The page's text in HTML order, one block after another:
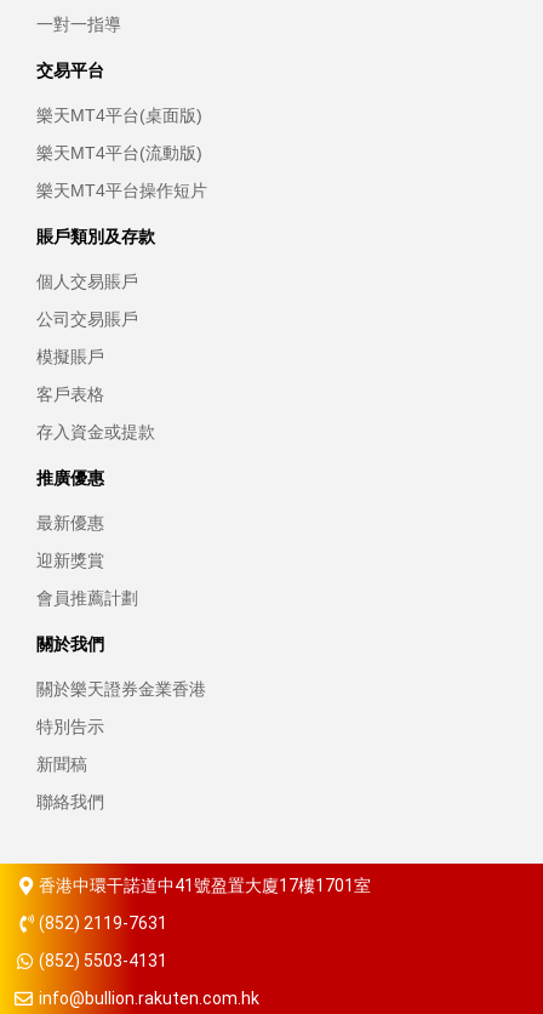
一對一指導
交易平台
樂天MT4平台(桌面版)
樂天MT4平台(流動版)
樂天MT4平台操作短片
賬戶類別及存款
個人交易賬戶
公司交易賬戶
模擬賬戶
客戶表格
存入資金或提款
推廣優惠
最新優惠
迎新獎賞
會員推薦計劃
關於我們
關於樂天證券金業香港
特別告示
新聞稿
聯絡我們
香港中環干諾道中41號盈置大廈17樓1701室
(852) 2119-7631
(852) 5503-4131
info@bullion.rakuten.com.hk